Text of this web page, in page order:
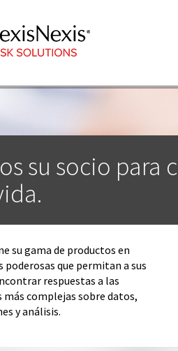
su socio para
su gama de productos en
poderosas que permitan a sus
respuestas a las
más complejas sobre datos,
y análisis.